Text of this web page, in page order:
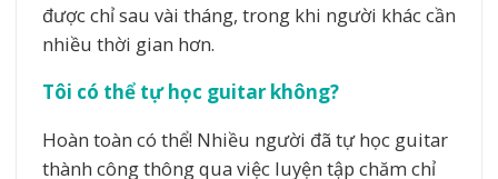
được chỉ sau vài tháng, trong khi người khác cần
nhiều thời gian hơn.
Tôi có thể tự học guitar không?
Hoàn toàn có thể! Nhiều người đã tự học guitar
thành công thông qua việc luyện tập chăm chỉ